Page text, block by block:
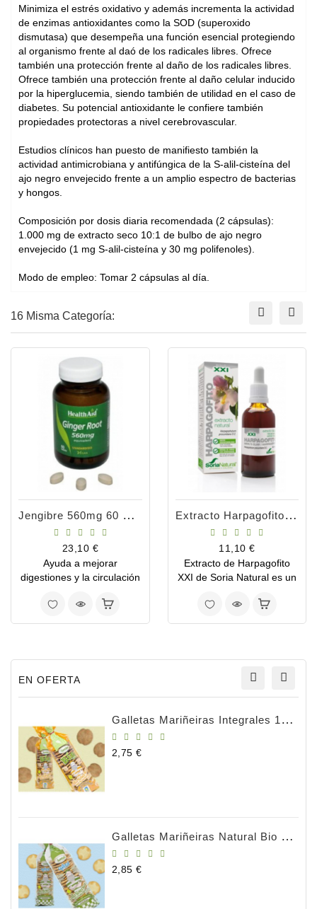
Minimiza el estrés oxidativo y además incrementa la actividad
de enzimas antioxidantes como la SOD (superoxido
dismutasa) que desempeña una función esencial protegiendo
al organismo frente al daó de los radicales libres. Ofrece
también una protección frente al daño de los radicales libres.
Ofrece también una protección frente al daño celular inducido
por la hiperglucemia, siendo también de utilidad en el caso de
diabetes. Su potencial antioxidante le confiere también
propiedades protectoras a nivel cerebrovascular.
Estudios clínicos han puesto de manifiesto también la
actividad antimicrobiana y antifúngica de la S-alil-cisteína del
ajo negro envejecido frente a un amplio espectro de bacterias
y hongos.
Composición por dosis diaria recomendada (2 cápsulas):
1.000 mg de extracto seco 10:1 de bulbo de ajo negro
envejecido (1 mg S-alil-cisteína y 30 mg polifenoles).
Modo de empleo: Tomar 2 cápsulas al día.
16 Misma Categoría:
Jengibre 560mg 60 Comprimidos
Precio
23,10 €
Ayuda a mejorar
digestiones y la circulación
Extracto Harpagofito XXI 50ml
Precio
11,10 €
Extracto de Harpagofito
XXI de Soria Natural es un
que se utiliza
EN OFERTA
Galletas Mariñeiras Integrales 180g BIO
Precio
2,75 €
Galletas Mariñeiras Natural Bio 180gr
Precio
2,85 €